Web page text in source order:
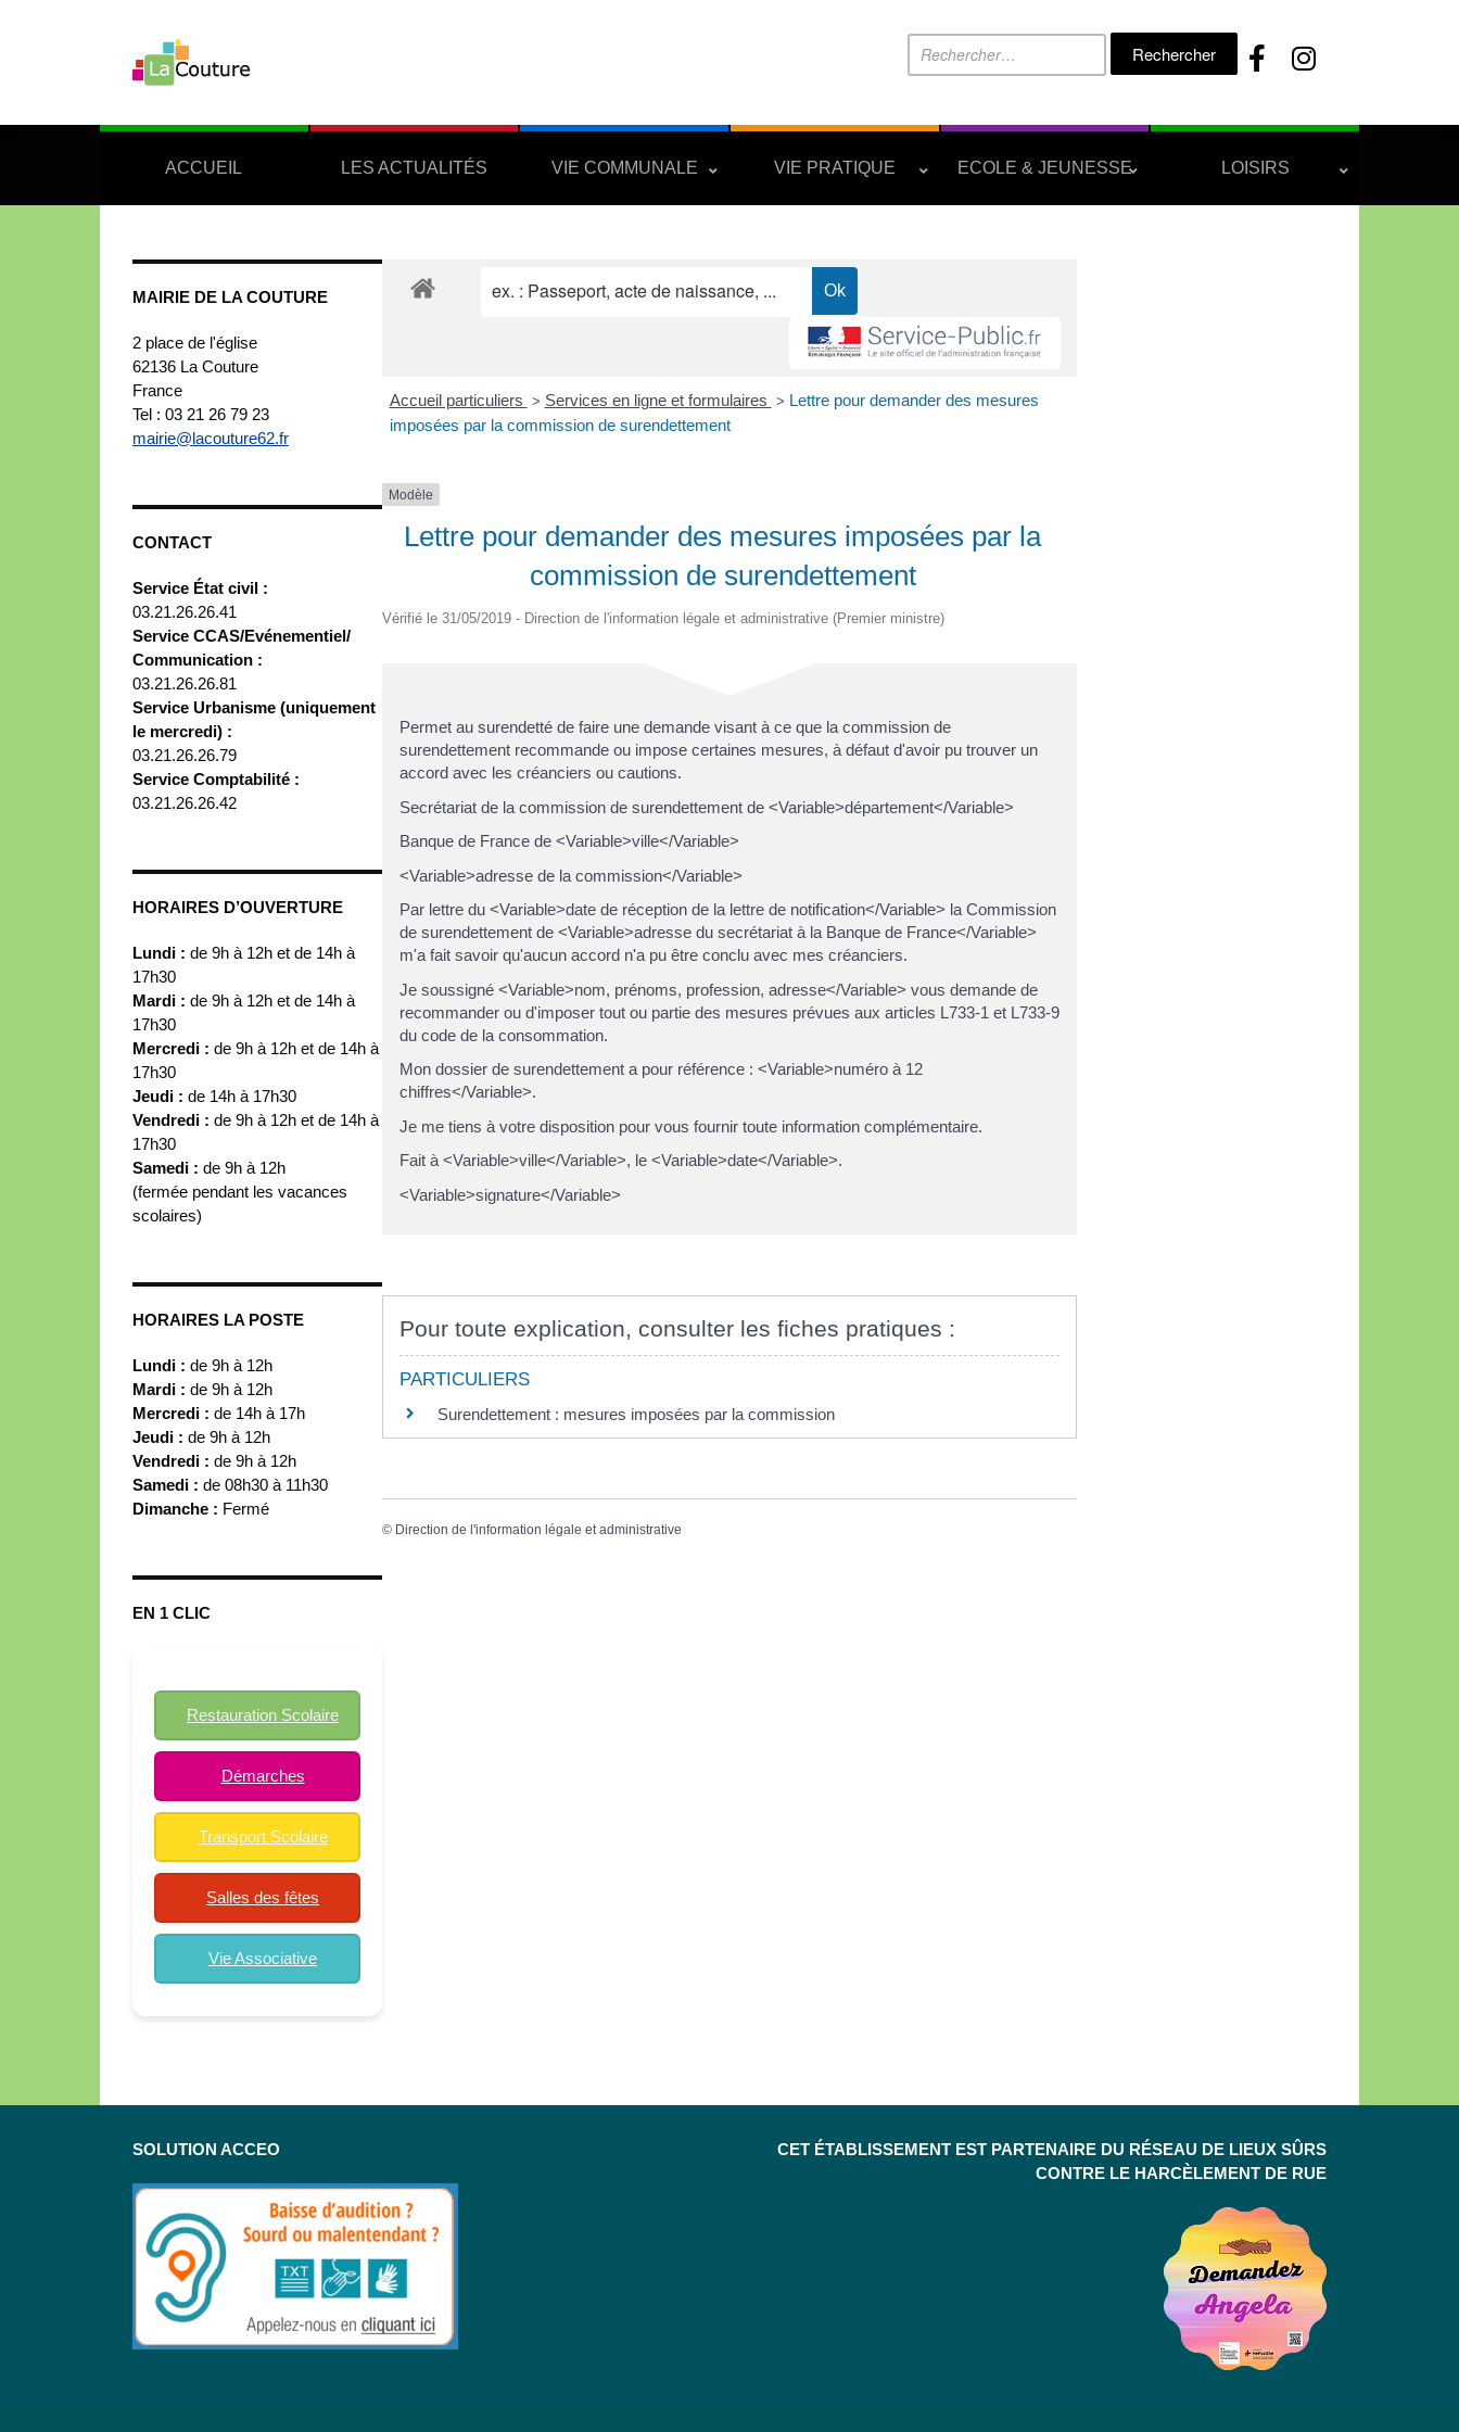
Rechercher :
ACCUEIL LES ACTUALITÉS VIE COMMUNALE VIE PRATIQUE ECOLE & JEUNESSE LOISIRS
MAIRIE DE LA COUTURE
2 place de l'église
62136 La Couture
France
Tel : 03 21 26 79 23
mairie@lacouture62.fr
CONTACT
Service État civil :
03.21.26.26.41
Service CCAS/Evénementiel/
Communication :
03.21.26.26.81
Service Urbanisme (uniquement
le mercredi) :
03.21.26.26.79
Service Comptabilité :
03.21.26.26.42
HORAIRES D’OUVERTURE
Lundi : de 9h à 12h et de 14h à
17h30
Mardi : de 9h à 12h et de 14h à
17h30
Mercredi : de 9h à 12h et de 14h à
17h30
Jeudi : de 14h à 17h30
Vendredi : de 9h à 12h et de 14h à
17h30
Samedi : de 9h à 12h
(fermée pendant les vacances
scolaires)
HORAIRES LA POSTE
Lundi : de 9h à 12h
Mardi : de 9h à 12h
Mercredi : de 14h à 17h
Jeudi : de 9h à 12h
Vendredi : de 9h à 12h
Samedi : de 08h30 à 11h30
Dimanche : Fermé
EN 1 CLIC
Restauration Scolaire
Démarches
Transport Scolaire
Salles des fêtes
Vie Associative
Accueil particuliers > Services en ligne et formulaires > Lettre pour demander des mesures
imposées par la commission de surendettement
Modèle
Lettre pour demander des mesures imposées par la
commission de surendettement
Vérifié le 31/05/2019 - Direction de l'information légale et administrative (Premier ministre)
Permet au surendetté de faire une demande visant à ce que la commission de
surendettement recommande ou impose certaines mesures, à défaut d'avoir pu trouver un
accord avec les créanciers ou cautions.
Secrétariat de la commission de surendettement de <Variable>département</Variable>
Banque de France de <Variable>ville</Variable>
<Variable>adresse de la commission</Variable>
Par lettre du <Variable>date de réception de la lettre de notification</Variable> la Commission
de surendettement de <Variable>adresse du secrétariat à la Banque de France</Variable>
m'a fait savoir qu'aucun accord n'a pu être conclu avec mes créanciers.
Je soussigné <Variable>nom, prénoms, profession, adresse</Variable> vous demande de
recommander ou d'imposer tout ou partie des mesures prévues aux articles L733-1 et L733-9
du code de la consommation.
Mon dossier de surendettement a pour référence : <Variable>numéro à 12
chiffres</Variable>.
Je me tiens à votre disposition pour vous fournir toute information complémentaire.
Fait à <Variable>ville</Variable>, le <Variable>date</Variable>.
<Variable>signature</Variable>
Pour toute explication, consulter les fiches pratiques :
PARTICULIERS
Surendettement : mesures imposées par la commission
© Direction de l'information légale et administrative
SOLUTION ACCEO
CET ÉTABLISSEMENT EST PARTENAIRE DU RÉSEAU DE LIEUX SÛRS
CONTRE LE HARCÈLEMENT DE RUE